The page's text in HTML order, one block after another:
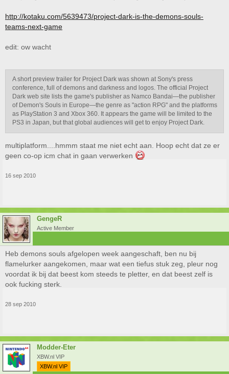
http://kotaku.com/5639473/project-dark-is-the-demons-souls-
teams-next-game
edit: ow wacht
A short preview trailer for Project Dark was shown at Sony's press
conference, full of demons and darkness and logos. The official Project
Dark web site lists the game's publisher as Namco Bandai—the publisher
of Demon's Souls in Europe—the genre as "action RPG" and the platforms
as PlayStation 3 and Xbox 360. It appears the game will be limited to the
PS3 in Japan, but that global audiences will get to enjoy Project Dark.
multiplatform....hmmm staat me niet echt aan. Hoop echt dat ze er
geen co-op icm chat in gaan verwerken
16 sep 2010
GengeR
Active Member
Heb demons souls afgelopen week aangeschaft, ben nu bij
flamelurker aangekomen, maar wat een tiefus stuk zeg, pleur nog
voordat ik bij dat beest kom steeds te pletter, en dat beest zelf is
ook fucking sterk.
28 sep 2010
Modder-Eter
XBW.nl VIP
XBW.nl VIP